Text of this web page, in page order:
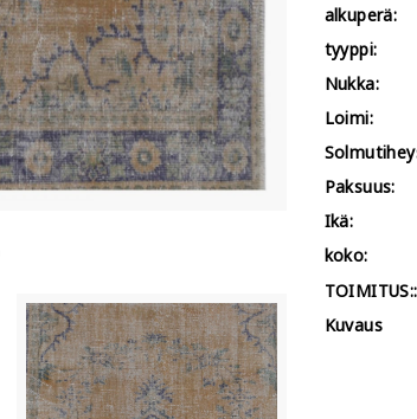
alkuperä:
tyyppi:
Nukka:
Loimi:
Paksuus:
Ikä:
koko:
TOIMITUS::
Kuvaus